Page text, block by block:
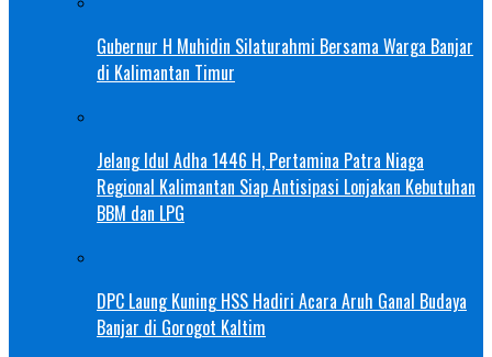
Gubernur H Muhidin Silaturahmi Bersama Warga Banjar
di Kalimantan Timur
Jelang Idul Adha 1446 H, Pertamina Patra Niaga
Regional Kalimantan Siap Antisipasi Lonjakan Kebutuhan
BBM dan LPG
DPC Laung Kuning HSS Hadiri Acara Aruh Ganal Budaya
Banjar di Gorogot Kaltim